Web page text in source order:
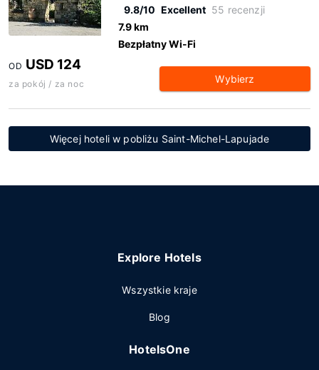
9.8/10 Excellent 55 recenzji
7.9 km
Bezpłatny Wi-Fi
OD USD 124
za pokój / za noc Wybierz
Więcej hoteli w pobliżu Saint-Michel-Lapujade
Explore Hotels
Wszystkie kraje
Blog
HotelsOne